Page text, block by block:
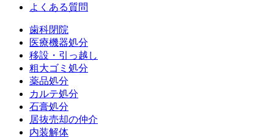
よくある質問
歯科閉院
医療機器処分
移設・引っ越し
粗大ゴミ処分
薬品処分
カルテ処分
石膏処分
居抜売却の仲介
内装解体